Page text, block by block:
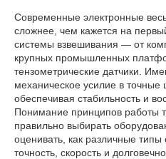
Современные электронные
сложнее, чем кажется на
системы взвешивания — от
крупных промышленных
тензометрические датчики.
механическое усилие в
обеспечивая стабильность и
Понимание принципов работы
правильно выбирать
оценивать, как различные
точность, скорость и